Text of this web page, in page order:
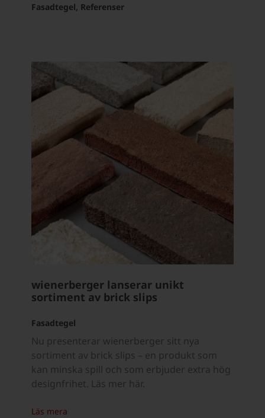
Fasadtegel, Referenser
wienerberger lanserar unikt
sortiment av brick slips
Fasadtegel
Nu presenterar wienerberger sitt nya
sortiment av brick slips – en produkt som
kan minska spill och som erbjuder extra hög
designfrihet. Läs mer här.
Läs mera